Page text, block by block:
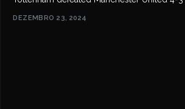
DEZEMBRO 23, 2024